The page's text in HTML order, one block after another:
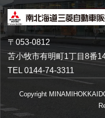
〒053-0812
苫小牧市有明町1丁目8番
TEL 0144-74-3311
Copyright